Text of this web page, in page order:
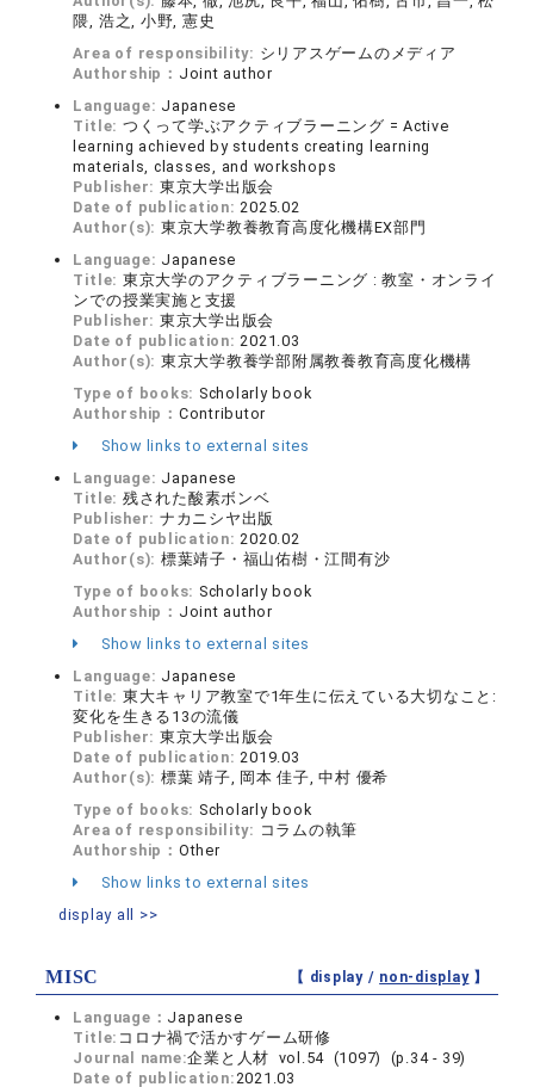
隈, 浩之, 小野, 憲史
Area of responsibility: シリアスゲームのメディア
Authorship： Joint author
Language: Japanese
Title: つくって学ぶアクティブラーニング = Active
learning achieved by students creating learning
materials, classes, and workshops
Publisher: 東京大学出版会
Date of publication: 2025.02
Author(s): 東京大学教養教育高度化機構EX部門
Language: Japanese
Title: 東京大学のアクティブラーニング : 教室・オンライ
ンでの授業実施と支援
Publisher: 東京大学出版会
Date of publication: 2021.03
Author(s): 東京大学教養学部附属教養教育高度化機構
Type of books: Scholarly book
Authorship： Contributor
Show links to external sites
Language: Japanese
Title: 残された酸素ボンベ
Publisher: ナカニシヤ出版
Date of publication: 2020.02
Author(s): 標葉靖子・福山佑樹・江間有沙
Type of books: Scholarly book
Authorship： Joint author
Show links to external sites
Language: Japanese
Title: 東大キャリア教室で1年生に伝えている大切なこと:
変化を生きる13の流儀
Publisher: 東京大学出版会
Date of publication: 2019.03
Author(s): 標葉 靖子, 岡本 佳子, 中村 優希
Type of books: Scholarly book
Area of responsibility: コラムの執筆
Authorship： Other
Show links to external sites
display all >>
MISC 【 display / non-display】
Language： Japanese
Title: コロナ禍で活かすゲーム研修
Journal name:企業と人材 vol.54 (1097) (p.34 - 39)
Date of publication: 2021.03